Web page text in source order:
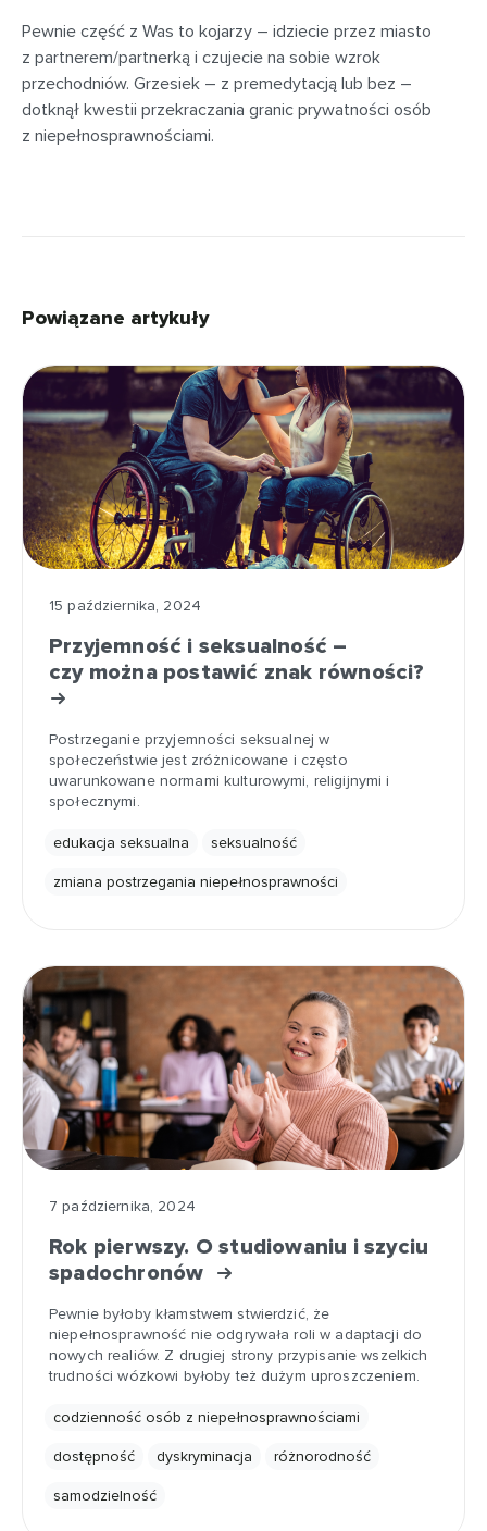
Pewnie część z Was to kojarzy – idziecie przez miasto
z partnerem/partnerką i czujecie na sobie wzrok
przechodniów. Grzesiek – z premedytacją lub bez –
dotknął kwestii przekraczania granic prywatności osób
z niepełnosprawnościami.
Powiązane artykuły
15 października, 2024
Przyjemność i seksualność –
czy można postawić znak równości?
Postrzeganie przyjemności seksualnej w
społeczeństwie jest zróżnicowane i często
uwarunkowane normami kulturowymi, religijnymi i
społecznymi.
edukacja seksualna seksualność
zmiana postrzegania niepełnosprawności
7 października, 2024
Rok pierwszy. O studiowaniu i szyciu
spadochronów
Pewnie byłoby kłamstwem stwierdzić, że
niepełnosprawność nie odgrywała roli w adaptacji do
nowych realiów. Z drugiej strony przypisanie wszelkich
trudności wózkowi byłoby też dużym uproszczeniem.
codzienność osób z niepełnosprawnościami
dostępność dyskryminacja różnorodność
samodzielność